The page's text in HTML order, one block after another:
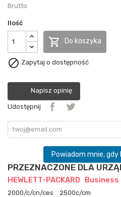
Brutto
Ilość
 Do koszyka
 Zapytaj o dostępność
Napisz opinię
Udostępnij
Powiadom mnie,
PRZEZNACZONE DLA
HEWLETT-PACKARD
2000/c/cn/ces 2500c/cm